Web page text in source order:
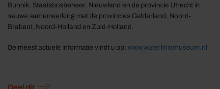
Bunnik, Staatsbosbeheer, Nieuwland en de provincie Utrecht in
nauwe samenwerking met de provincies Gelderland, Noord-
Brabant, Noord-Holland en Zuid-Holland.
De meest actuele informatie vindt u op: www.waterliniemuseum.nl
Deel dit